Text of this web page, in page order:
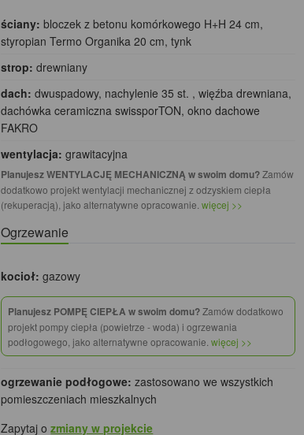
ściany: bloczek z betonu komórkowego H+H 24 cm,
styropian Termo Organika 20 cm, tynk
strop: drewniany
dach: dwuspadowy, nachylenie 35 st. , więźba drewniana,
dachówka ceramiczna swissporTON, okno dachowe
FAKRO
wentylacja: grawitacyjna
Planujesz WENTYLACJĘ MECHANICZNĄ w swoim domu?Zamów
dodatkowo projekt wentylacji mechanicznej z odzyskiem ciepła
(rekuperacją), jako alternatywne opracowanie.więcej >>
Ogrzewanie
kocioł: gazowy
Planujesz POMPĘ CIEPŁA w swoim domu?Zamów dodatkowo
projekt pompy ciepła (powietrze - woda) i ogrzewania
podłogowego, jako alternatywne opracowanie.więcej >>
ogrzewanie podłogowe: zastosowano we wszystkich
pomieszczeniach mieszkalnych
Zapytaj ozmiany w projekcie